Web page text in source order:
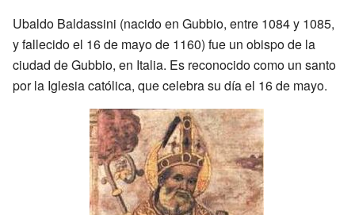
Ubaldo Baldassini (nacido en Gubbio, entre 1084 y 1085,
y fallecido el 16 de mayo de 1160) fue un obispo de la
ciudad de Gubbio, en Italia. Es reconocido como un santo
por la Iglesia católica, que celebra su día el 16 de mayo.